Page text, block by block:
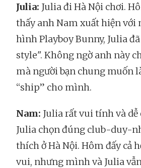
Julia: Julia đi Hà Nội chơi.
thấy anh Nam xuất hiện với
hình Playboy Bunny, Julia
style". Không ngờ anh này
mà người bạn chung muốn
“ship” cho mình.
Nam: Julia rất vui tính và
Julia chọn đúng club-duy-
thích ở Hà Nội. Hôm đấy cả
vui, nhưng mình và Julia